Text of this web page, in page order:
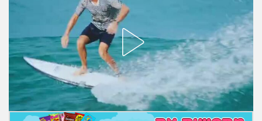
בית, שכנים ושותפים
מה שעובר עליי
שומרים על הגוף
פיננסי וכלכלה